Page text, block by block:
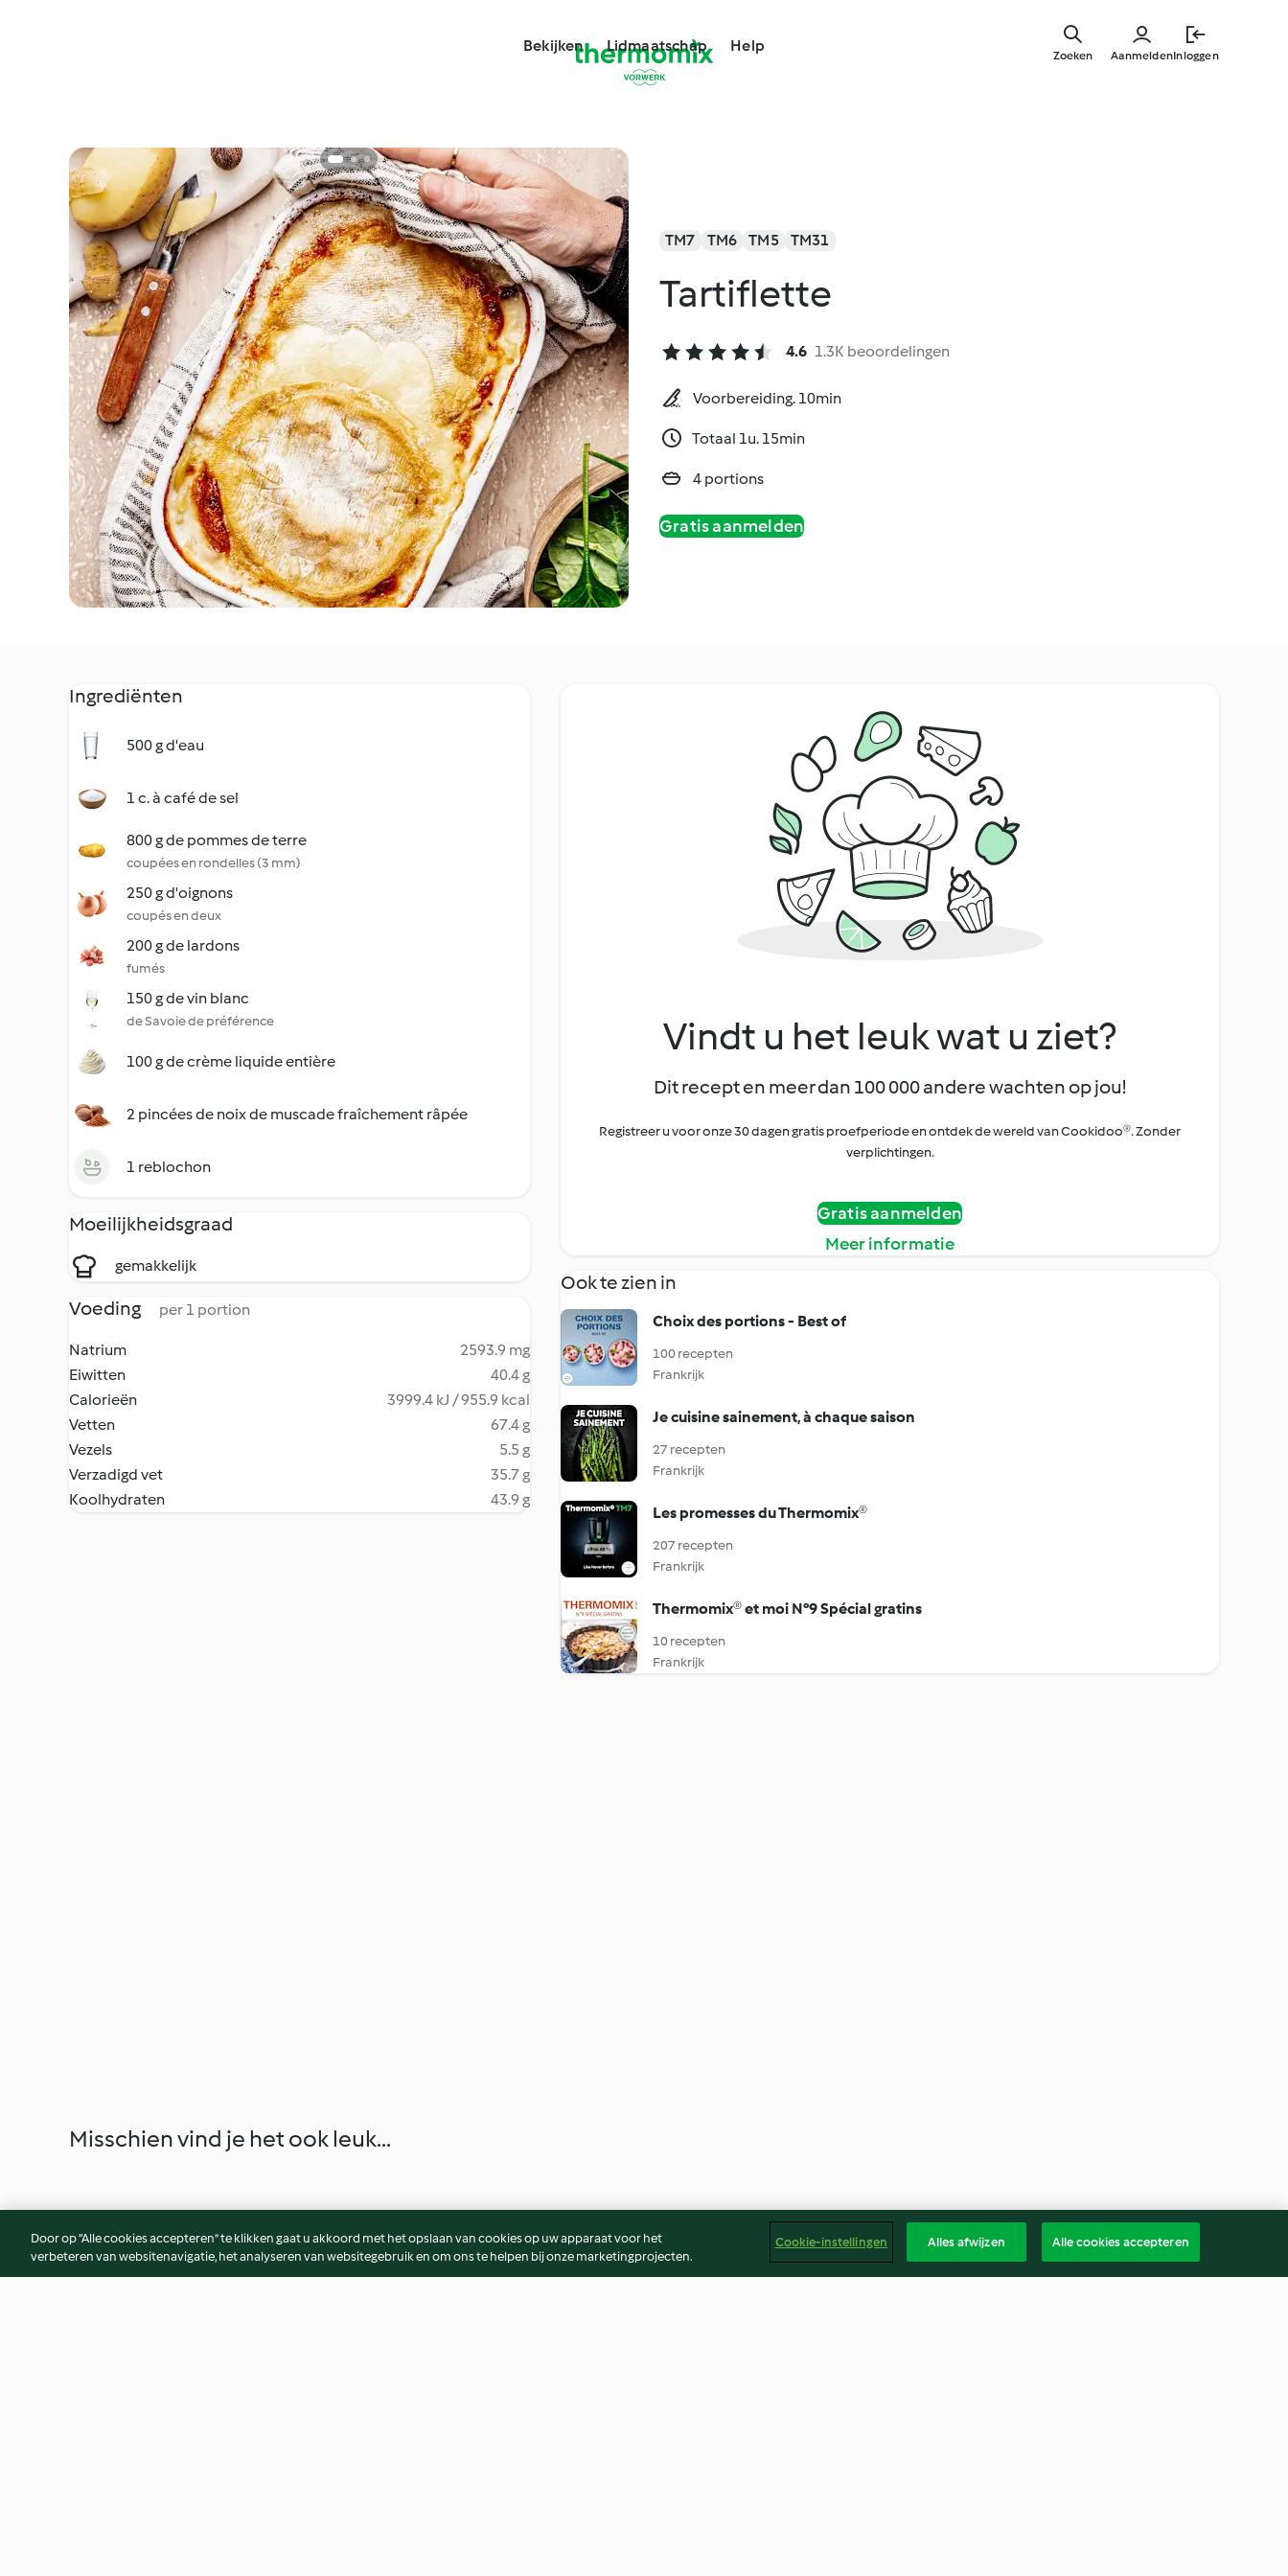
Bekijken Lidmaatschap Help
AanmeldenInloggen
Zoeken
TM7 TM6 TM5 TM31
Tartiflette
4.6 1.3K beoordelingen
Voorbereiding. 10min
Totaal 1u. 15min
4 portions
Gratis aanmelden
Ingrediënten
500 g d'eau
1 c. à café de sel
800 g de pommes de terre
coupées en rondelles (3 mm)
250 g d'oignons
coupés en deux
200 g de lardons
fumés
150 g de vin blanc
de Savoie de préférence
100 g de crème liquide entière
2 pincées de noix de muscade fraîchement râpée
1 reblochon
Moeilijkheidsgraad
gemakkelijk
Voeding per 1 portion
Natrium
2593.9 mg
Eiwitten
40.4 g
Calorieën
3999.4 kJ / 955.9 kcal
Vetten
67.4 g
Vezels
5.5 g
Verzadigd vet
35.7 g
Koolhydraten
43.9 g
Vindt u het leuk wat u ziet?
Dit recept en meer dan 100 000 andere wachten op jou!
Registreer u voor onze 30 dagen gratis proefperiode en ontdek de wereld van Cookidoo®. Zonder
verplichtingen.
Gratis aanmelden
Meer informatie
Ook te zien in
Choix des portions - Best of
100 recepten
Frankrijk
Je cuisine sainement, à chaque saison
27 recepten
Frankrijk
Les promesses du Thermomix®
207 recepten
Frankrijk
Thermomix® et moi N°9 Spécial gratins
10 recepten
Frankrijk
Misschien vind je het ook leuk...
Door op “Alle cookies accepteren” te klikken gaat u akkoord met het opslaan van cookies op uw apparaat voor het
verbeteren van websitenavigatie, het analyseren van websitegebruik en om ons te helpen bij onze marketingprojecten.
Cookie-instellingen Alles afwijzen Alle cookies accepteren